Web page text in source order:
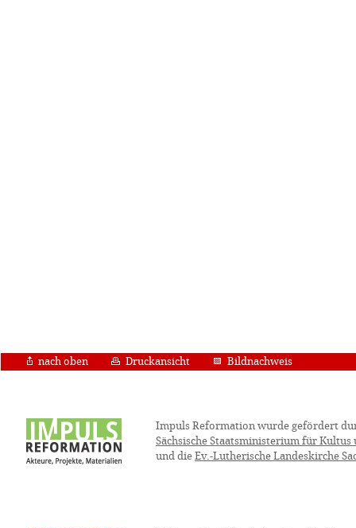
nach oben Druckansicht Bildnachweis
Impuls Reformation wurde gefördert
Sächsische Staatsministerium für Kultus
und die Ev.-Lutherische Landeskirche